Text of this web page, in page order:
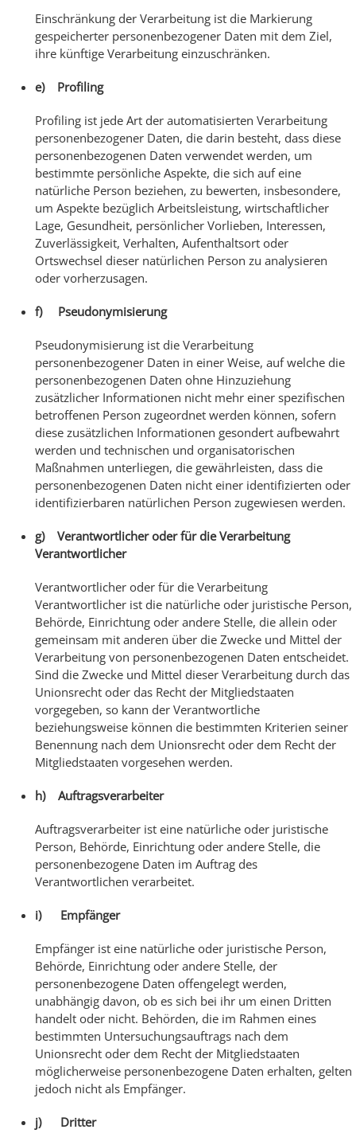
Einschränkung der Verarbeitung ist die Markierung
gespeicherter personenbezogener Daten mit dem Ziel,
ihre künftige Verarbeitung einzuschränken.
e) Profiling
Profiling ist jede Art der automatisierten Verarbeitung
personenbezogener Daten, die darin besteht, dass diese
personenbezogenen Daten verwendet werden, um
bestimmte persönliche Aspekte, die sich auf eine
natürliche Person beziehen, zu bewerten, insbesondere,
um Aspekte bezüglich Arbeitsleistung, wirtschaftlicher
Lage, Gesundheit, persönlicher Vorlieben, Interessen,
Zuverlässigkeit, Verhalten, Aufenthaltsort oder
Ortswechsel dieser natürlichen Person zu analysieren
oder vorherzusagen.
f) Pseudonymisierung
Pseudonymisierung ist die Verarbeitung
personenbezogener Daten in einer Weise, auf welche die
personenbezogenen Daten ohne Hinzuziehung
zusätzlicher Informationen nicht mehr einer spezifischen
betroffenen Person zugeordnet werden können, sofern
diese zusätzlichen Informationen gesondert aufbewahrt
werden und technischen und organisatorischen
Maßnahmen unterliegen, die gewährleisten, dass die
personenbezogenen Daten nicht einer identifizierten oder
identifizierbaren natürlichen Person zugewiesen werden.
g) Verantwortlicher oder für die Verarbeitung
Verantwortlicher
Verantwortlicher oder für die Verarbeitung
Verantwortlicher ist die natürliche oder juristische Person,
Behörde, Einrichtung oder andere Stelle, die allein oder
gemeinsam mit anderen über die Zwecke und Mittel der
Verarbeitung von personenbezogenen Daten entscheidet.
Sind die Zwecke und Mittel dieser Verarbeitung durch das
Unionsrecht oder das Recht der Mitgliedstaaten
vorgegeben, so kann der Verantwortliche
beziehungsweise können die bestimmten Kriterien seiner
Benennung nach dem Unionsrecht oder dem Recht der
Mitgliedstaaten vorgesehen werden.
h) Auftragsverarbeiter
Auftragsverarbeiter ist eine natürliche oder juristische
Person, Behörde, Einrichtung oder andere Stelle, die
personenbezogene Daten im Auftrag des
Verantwortlichen verarbeitet.
i) Empfänger
Empfänger ist eine natürliche oder juristische Person,
Behörde, Einrichtung oder andere Stelle, der
personenbezogene Daten offengelegt werden,
unabhängig davon, ob es sich bei ihr um einen Dritten
handelt oder nicht. Behörden, die im Rahmen eines
bestimmten Untersuchungsauftrags nach dem
Unionsrecht oder dem Recht der Mitgliedstaaten
möglicherweise personenbezogene Daten erhalten, gelten
jedoch nicht als Empfänger.
j) Dritter